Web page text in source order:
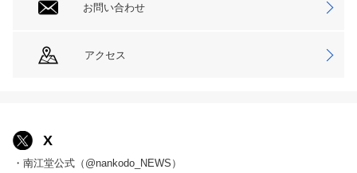
お問い合わせ
アクセス
X
・南江堂公式（@nankodo_NEWS）